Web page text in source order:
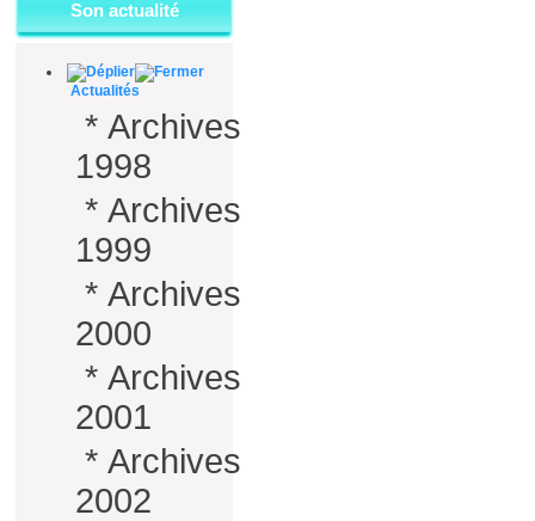
Son actualité
Actualités
* Archives
1998
* Archives
1999
* Archives
2000
* Archives
2001
* Archives
2002